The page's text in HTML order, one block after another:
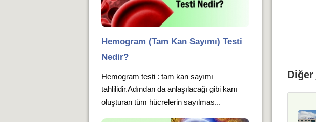
Diğer
Hemogram (Tam Kan Sayımı) Testi
Nedir?
Hemogram testi : tam kan sayımı
tahlilidir.Adından da anlaşılacağı gibi kanı
oluşturan tüm hücrelerin sayılmas...